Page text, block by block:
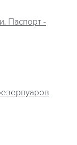
Паспорт -